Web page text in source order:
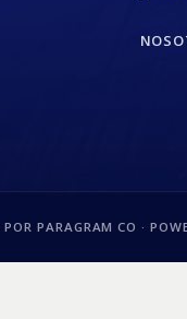
PARAGRAM CO ·